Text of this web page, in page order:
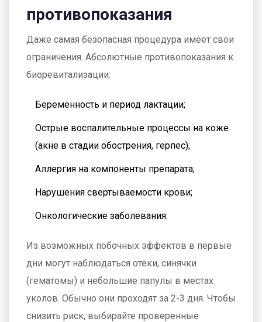
противопоказания
Даже самая безопасная процедура имеет свои
ограничения. Абсолютные противопоказания к
биоревитализации:
Беременность и период лактации;
Острые воспалительные процессы на коже
(акне в стадии обострения, герпес);
Аллергия на компоненты препарата;
Нарушения свертываемости крови;
Онкологические заболевания.
Из возможных побочных эффектов в первые
дни могут наблюдаться отеки, синячки
(гематомы) и небольшие папулы в местах
уколов. Обычно они проходят за 2-3 дня. Чтобы
снизить риск, выбирайте проверенные